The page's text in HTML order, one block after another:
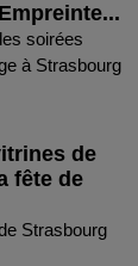
soirées
à Strasbourg
de
fête de
Strasbourg